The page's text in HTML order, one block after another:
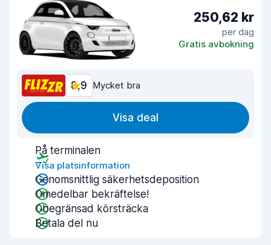
250,62 kr
per dag
Gratis avbokning
8,9 Mycket bra
Visa deal
På terminalen
Visa platsinformation
Genomsnittlig säkerhetsdeposition
Omedelbar bekräftelse!
Obegränsad körsträcka
Betala del nu